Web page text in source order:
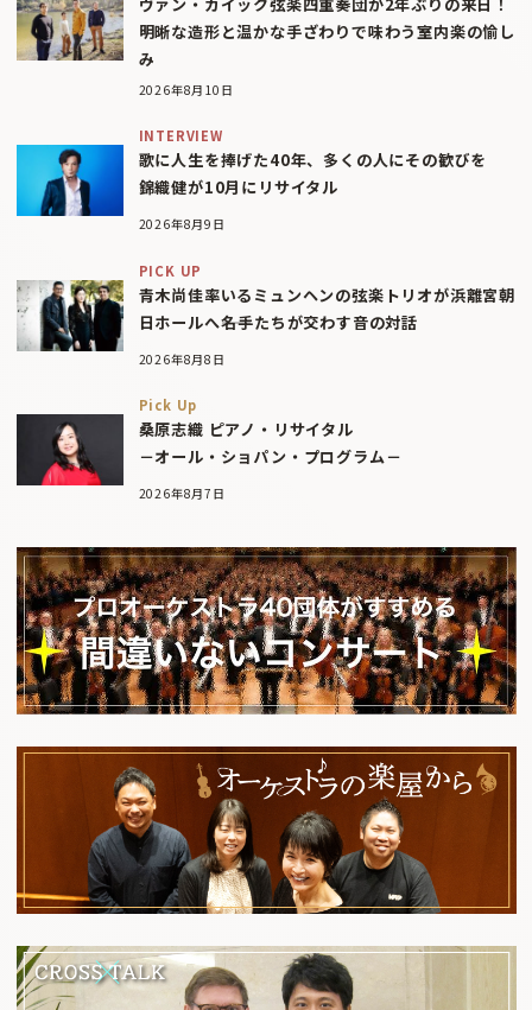
明晰な造形と温かな手ざわりで味わう室内楽の愉し
み
2026年8月10日
INTERVIEW
歌に人生を捧げた40年、多くの人にその歓びを
錦織健が10月にリサイタル
2026年8月9日
PICK UP
青木尚佳率いるミュンヘンの弦楽トリオが浜離宮朝
日ホールへ――名手たちが交わす音の対話
2026年8月8日
Pick Up
桑原志織 ピアノ・リサイタル
－オール・ショパン・プログラム－
2026年8月7日